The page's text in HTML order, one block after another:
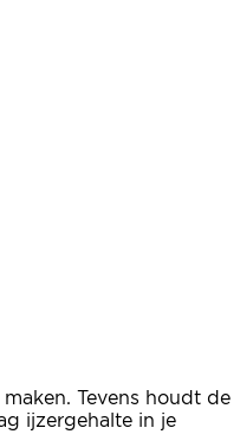
Tevens houdt de
ijzergehalte in je